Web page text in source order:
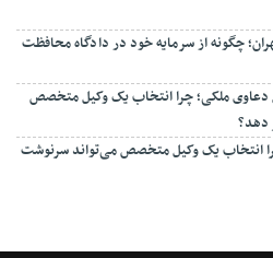
چگونه از سرمایه خود در دادگاه محافظت
ملکی؛ چرا انتخاب یک وکیل متخصص
یک وکیل متخصص می‌تواند سرنوشت